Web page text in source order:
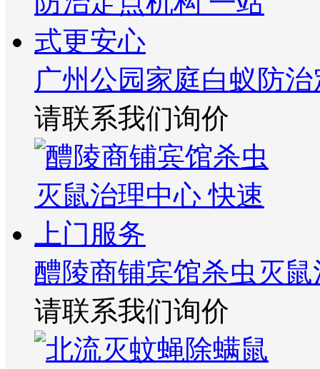
广州公园家庭白蚁防
请联系我们询价
醴陵商铺宾馆杀虫灭
请联系我们询价